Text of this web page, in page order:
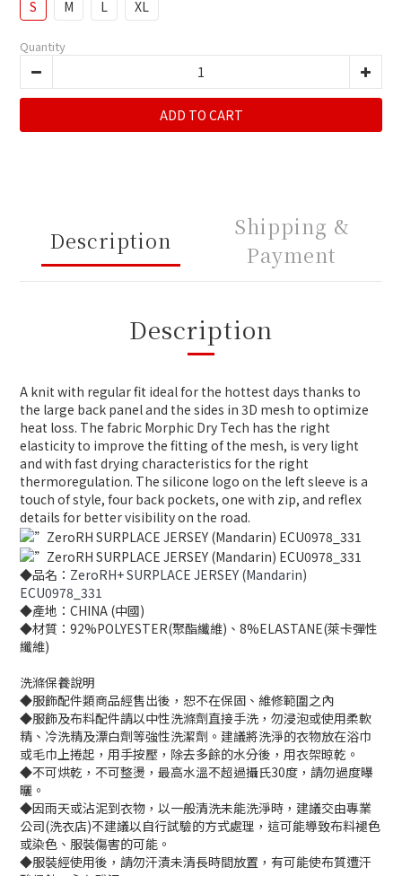
S M L XL
Quantity
ADD TO CART
Description
Shipping &
Payment
Description
A knit with regular fit ideal for the hottest days thanks to
the large back panel and the sides in 3D mesh to optimize
heat loss. The fabric Morphic Dry Tech has the right
elasticity to improve the fitting of the mesh, is very light
and with fast drying characteristics for the right
thermoregulation. The silicone logo on the left sleeve is a
touch of style, four back pockets, one with zip, and reflex
details for better visibility on the road.
◆品名： ZeroRH+ SURPLACE JERSEY (Mandarin)
ECU0978_331
◆產地：CHINA (中國)
◆材質：92%POLYESTER(聚酯纖維)、8%ELASTANE(萊卡彈性
纖維)
洗滌保養說明
◆服飾配件類商品經售出後，恕不在保固、維修範圍之內
◆服飾及布料配件請以中性洗滌劑直接手洗，勿浸泡或使用柔軟
精、冷洗精及漂白劑等強性洗潔劑。建議將洗淨的衣物放在浴巾
或毛巾上捲起，用手按壓，除去多餘的水分後，用衣架晾乾。
◆不可烘乾，不可整燙，最高水溫不超過攝氏30度，請勿過度曝
曬。
◆因雨天或沾泥到衣物，以一般清洗未能洗淨時，建議交由專業
公司(洗衣店)不建議以自行試驗的方式處理，這可能導致布料褪色
或染色、服裝傷害的可能。
◆服裝經使用後，請勿汗漬未清長時間放置，有可能使布質遭汗